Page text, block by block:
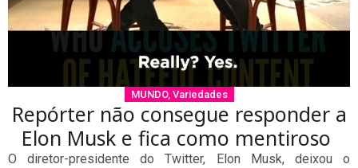
MUNDO, Variedades
Repórter não consegue responder a
Elon Musk e fica como mentiroso
O diretor-presidente do Twitter, Elon Musk, deixou o